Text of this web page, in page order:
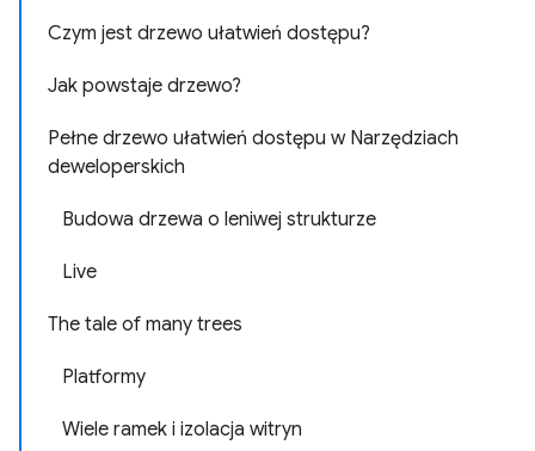
Czym jest drzewo ułatwień dostępu?
Jak powstaje drzewo?
Pełne drzewo ułatwień dostępu w Narzędziach
deweloperskich
Budowa drzewa o leniwej strukturze
Live
The tale of many trees
Platformy
Wiele ramek i izolacja witryn